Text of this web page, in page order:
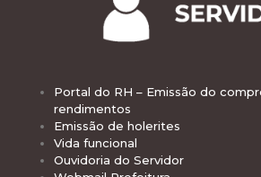
Portal do RH – Emissão do
rendimentos
Emissão de holerites
Vida funcional
Ouvidoria do Servidor